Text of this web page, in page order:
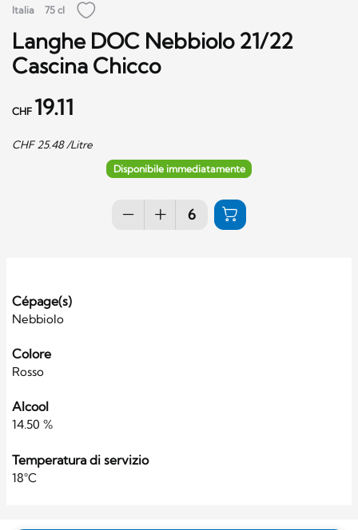
Italia 75 cl
Langhe DOC Nebbiolo 21/22
Cascina Chicco
CHF 19.11
CHF 25.48/Litre
Disponibile immediatamente
Cépage(s)
Nebbiolo
Colore
Rosso
Alcool
14.50 %
Temperatura di servizio
18°C